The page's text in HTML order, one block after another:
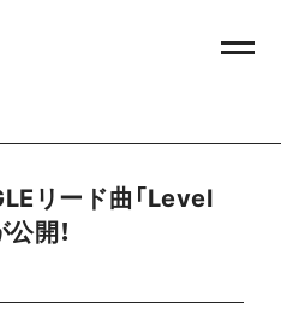
リード曲「Level
開！